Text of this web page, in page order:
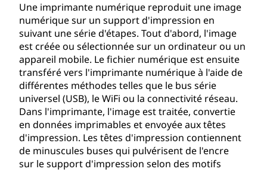
Une imprimante numérique reproduit une image
numérique sur un support d'impression en
suivant une série d'étapes. Tout d'abord, l'image
est créée ou sélectionnée sur un ordinateur ou un
appareil mobile. Le fichier numérique est ensuite
transféré vers l'imprimante numérique à l'aide de
différentes méthodes telles que le bus série
universel (USB), le WiFi ou la connectivité réseau.
Dans l'imprimante, l'image est traitée, convertie
en données imprimables et envoyée aux têtes
d'impression. Les têtes d'impression contiennent
de minuscules buses qui pulvérisent de l'encre
sur le support d'impression selon des motifs